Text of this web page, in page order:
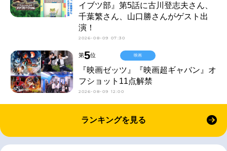
イブツ部』第5話に古川登志夫さん、
千葉繁さん、山口勝さんがゲスト出
演！
2026-08-09 07:30
第5位
『映画ゼッツ』『映画超ギャバン』オ
フショット11点解禁
2026-08-09 12:00
映画
ランキングを見る